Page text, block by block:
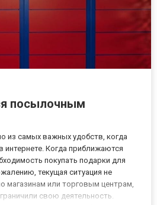
посылочным
из самых важных удобств, когда
интернете. Когда приближаются
покупать подарки для
текущая ситуация не
магазинам или торговым центрам,
свою деятельность.